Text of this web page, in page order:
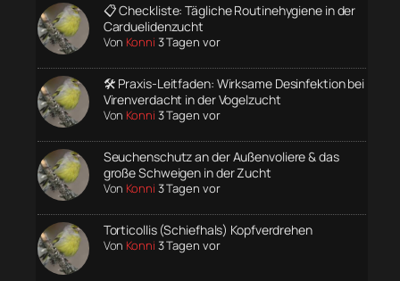
📋 Checkliste: Tägliche Routinehygiene in der
Carduelidenzucht
Von Konni 3 Tagen vor
🛠️ Praxis-Leitfaden: Wirksame Desinfektion bei
Virenverdacht in der Vogelzucht
Von Konni 3 Tagen vor
Seuchenschutz an der Außenvoliere & das
große Schweigen in der Zucht
Von Konni 3 Tagen vor
Torticollis (Schiefhals) Kopfverdrehen
Von Konni 3 Tagen vor